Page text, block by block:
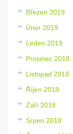
Březen 2019
Únor 2019
Leden 2019
Prosinec 2018
Listopad 2018
Říjen 2018
Září 2018
Srpen 2018